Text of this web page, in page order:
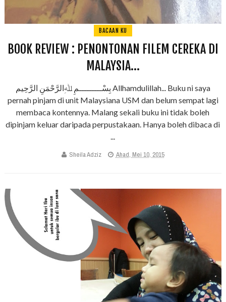
BACAAN KU
BOOK REVIEW : PENONTONAN FILEM CEREKA DI
MALAYSIA...
بِسْـــــــــمِ ﷲِالرَّحْمَنِ الرَّحِيم Allhamdulillah... Buku ni saya
pernah pinjam di unit Malaysiana USM dan belum sempat lagi
membaca kontennya. Malang sekali buku ini tidak boleh
dipinjam keluar daripada perpustakaan. Hanya boleh dibaca di
...
Sheila Adziz Ahad, Mei 10, 2015